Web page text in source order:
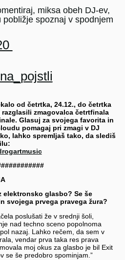
miksa obeh DJ-ev,
spoznaj v spodnjem
od četrtka, 24.12., do četrtka
razglasili zmagovalca četrtfinala
Glasuj za svojega favorita in
pomagaj pri zmagi v DJ
lahko spremljaš tako, da slediš
elektronsko glasbo? Se še
svojega prvega pravega žura?
poslušati že v srednji šoli,
nad techno sceno popolnoma
nazaj. Lahko rečem, da sem v
vendar prva taka res prava
moj okus za glasbo je bil Exit
se še predobro spominjam.”